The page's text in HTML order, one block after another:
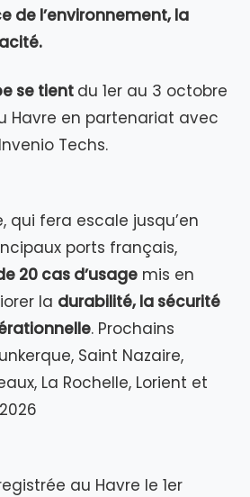
de l’environnement, la
se tient du 1er au 3 octobre
Havre en partenariat avec
Techs.
qui fera escale jusqu’en
ports français,
20 cas d’usage mis en
la durabilité, la sécurité
. Prochains
Saint Nazaire,
La Rochelle, Lorient et
au Havre le 1er